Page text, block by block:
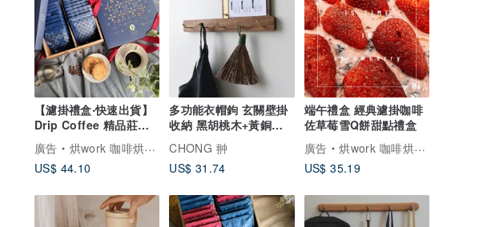
【濾掛禮盒‧快速出貨】
Drip Coffee 精品莊園
濾掛咖啡禮盒
廣告
烘work 咖啡烘作坊
US$ 44.10
多功能衣帽鉤 玄關壁掛
收納 黑胡桃木+黃銅美
物
CHONG 翀
US$ 31.74
端午禮盒 經典濾掛咖啡
佐草莓雪Q餅甜點禮盒
廣告
烘work 咖啡烘作坊
US$ 35.19